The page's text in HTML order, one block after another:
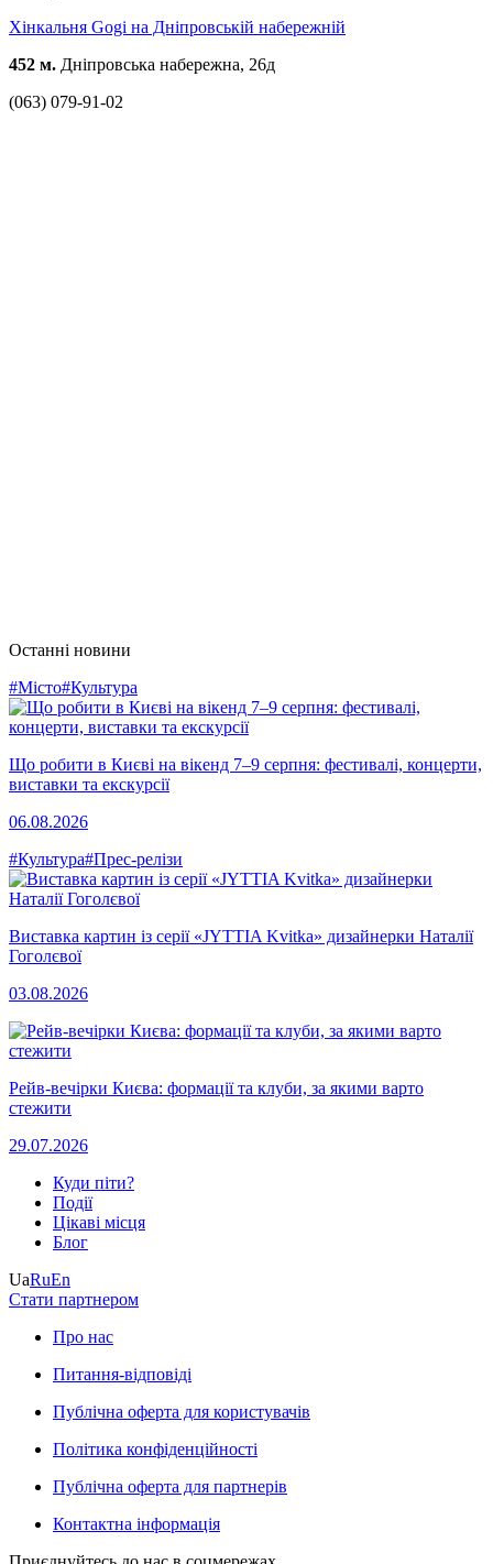
Хiнкальня Gogi на Дніпровській набережній
452 м. Дніпровська набережна, 26д
(063) 079-91-02
Останні новини
#Місто#Культура
Що робити в Києві на вікенд 7–9 серпня: фестивалі, концерти,
виставки та екскурсії
06.08.2026
#Культура#Прес-релізи
Виставка картин із серії «JYTTIA Kvitka» дизайнерки Наталії
Гоголєвої
03.08.2026
Рейв-вечірки Києва: формації та клуби, за якими варто
стежити
29.07.2026
Куди піти?
Події
Цікаві місця
Блог
UaRuEn
Стати партнером
Про нас
Питання-відповіді
Публічна оферта для користувачів
Політика конфіденційності
Публічна оферта для партнерів
Контактна інформація